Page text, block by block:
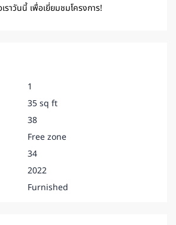
ราวันนี้ เพื่อเยี่ยมชมโครงการ!
1
35 sq ft
38
Free zone
34
2022
Furnished